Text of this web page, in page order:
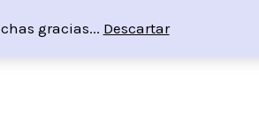
gracias... Descartar